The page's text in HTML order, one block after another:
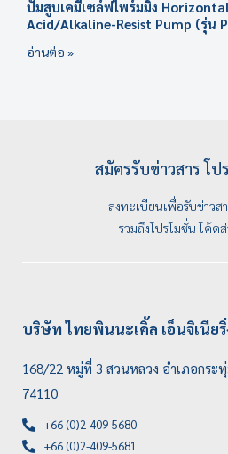
ปั๊มสูบเคมีเซล์ฟไพร์มมิ่ง
Acid/Alkaline-Resist Pump (รุ่น
อ่านต่อ »
สมัครรับข่าวสาร โป
ลงทะเบียนเพื่อรับข่าวส
รวมถึงโปรโมชั่น โค้ด
บริษัท ไทยพินนะเคิ้ล เอ็นจิเนียริ่
168/22 หมู่ที่ 3 สวนหลวง อำเภอกระ
74110
+66 (0)2-409-5680
+66 (0)2-409-5681